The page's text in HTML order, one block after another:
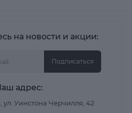
на новости и акции:
Подписаться
адрес:
ул. Уинстона Черчилля, 42